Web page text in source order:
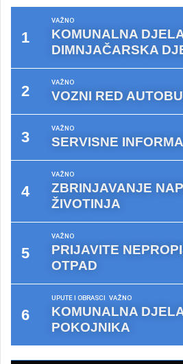
VAŽNO
KOMUNALNA
DIMNJAČARSKA
VAŽNO
VOZNI RED
VAŽNO
SERVISNE
VAŽNO
ZBRINJAVANJE
ŽIVOTINJA
VAŽNO
PRIJAVITE
OTPAD
UPUTE I OBRASCI VAŽNO
KOMUNALNA
POKOJNIKA